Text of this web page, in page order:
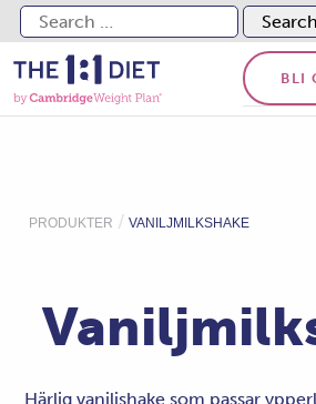
Search for:
BLI
PRODUKTER / VANILJMILKSHAKE
Härlig vaniljshake som passar